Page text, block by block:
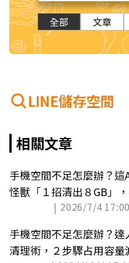
全部 文章
LINE儲存空間
相關文章
手機空間不足怎麼辦？這
怪獸「１招清出８GB」
| 2026/7/4
手機空間不足怎麼辦？達
清理術，２步驟占用容量